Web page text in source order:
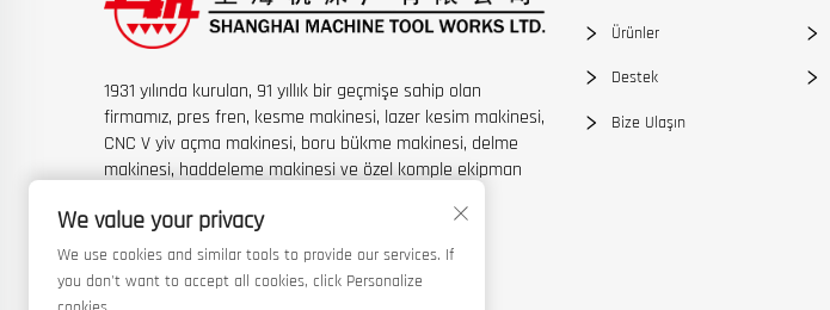
1931 yılında kurulan, 91 yıllık bir geçmişe sahip olan
firmamız, pres fren, kesme makinesi, lazer kesim makinesi,
CNC V yiv açma makinesi, boru bükme makinesi, delme
makinesi, haddeleme makinesi ve özel komple ekipman
Ürünler
Destek
Bize Ulaşın
We value your privacy
We use cookies and similar tools to provide our services. If
you don't want to accept all cookies, click Personalize